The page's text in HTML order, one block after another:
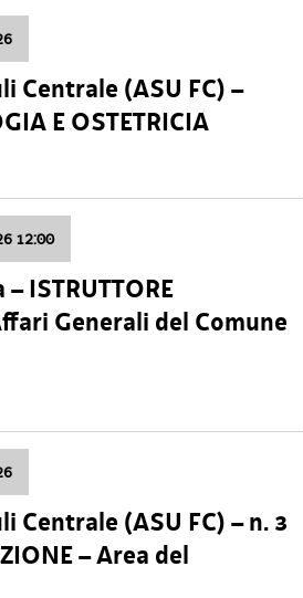
Centrale (ASU FC) –
E OSTETRICIA
12:00
ISTRUTTORE
Generali del Comune
(ASU FC) – n. 3
– Area del